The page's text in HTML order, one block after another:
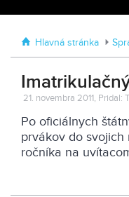
Hlavná stránka
21. novembra 2011, Pridal:
Po oficiálnych
prvákov do
ročníka na